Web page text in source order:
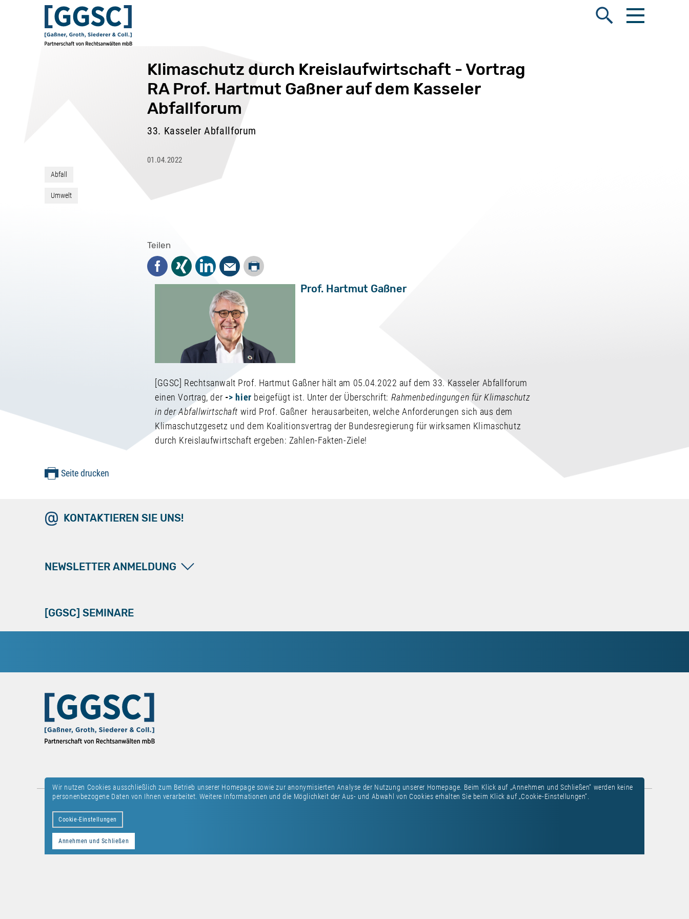
Wir nutzen Cookies ausschließlich zum Betrieb unserer Homepage sowie zur anonymisierten Analyse der Nutzung unserer Homepage. Beim Klick auf „Annehmen und Schließen“ werden keine
personenbezogene Daten von Ihnen verarbeitet. Weitere Informationen und die Möglichkeit der Aus- und Abwahl von Cookies erhalten Sie beim Klick auf „Cookie-Einstellungen“.
Cookie-Einstellungen
Annehmen und Schließen
Suche öffnenMenü öffnen
Klimaschutz durch Kreislaufwirtschaft - Vortrag
RA Prof. Hartmut Gaßner auf dem Kasseler
Abfallforum
33. Kasseler Abfallforum
01.04.2022
Abfall
Umwelt
Teilen
Facebook
Xing LinkedInMail Drucken
Prof. Hartmut Gaßner
[GGSC] Rechtsanwalt Prof. Hartmut Gaßner hält am 05.04.2022 auf dem 33. Kasseler Abfallforum
einen Vortrag, der -> hier beigefügt ist. Unter der Überschrift: Rahmenbedingungen für Klimaschutz
in der Abfallwirtschaft wird Prof. Gaßner herausarbeiten, welche Anforderungen sich aus dem
Klimaschutzgesetz und dem Koalitionsvertrag der Bundesregierung für wirksamen Klimaschutz
durch Kreislaufwirtschaft ergeben: Zahlen-Fakten-Ziele!
Seite drucken
KONTAKTIEREN SIE UNS!
NEWSLETTER ANMELDUNG
[GGSC] SEMINARE